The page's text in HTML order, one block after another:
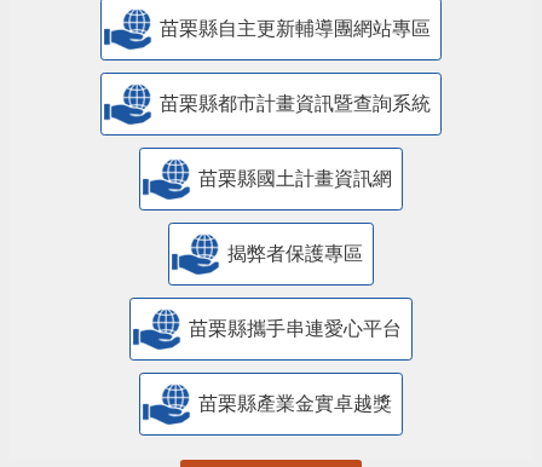
苗栗縣自主更新輔導團網站專區
苗栗縣都市計畫資訊暨查詢系統
苗栗縣國土計畫資訊網
揭弊者保護專區
苗栗縣攜手串連愛心平台
苗栗縣產業金實卓越獎